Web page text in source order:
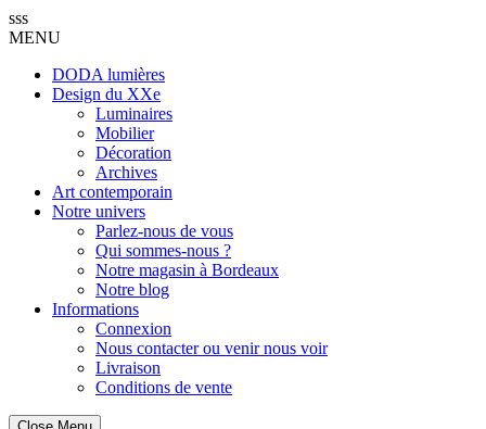
sss
MENU
DODA lumières
Design du XXe
Luminaires
Mobilier
Décoration
Archives
Art contemporain
Notre univers
Parlez-nous de vous
Qui sommes-nous ?
Notre magasin à Bordeaux
Notre blog
Informations
Connexion
Nous contacter ou venir nous voir
Livraison
Conditions de vente